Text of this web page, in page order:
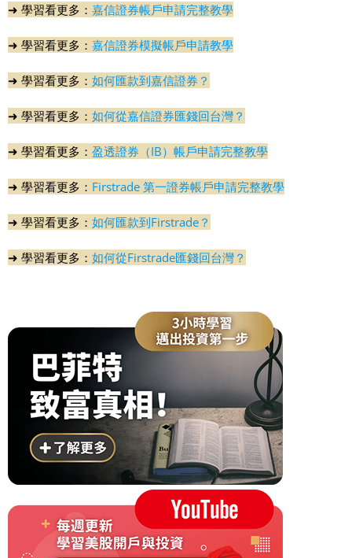
➜ 學習看更多： 嘉信證券帳戶申請完整教學
➜ 學習看更多： 嘉信證券模擬帳戶申請教學
➜ 學習看更多： 如何匯款到嘉信證券 ？
➜ 學習看更多： 如何從嘉信證券匯錢回台灣？
➜ 學習看更多： 盈透證券（IB）帳戶申請完整教學
➜ 學習看更多： Firstrade 第一證券帳戶申請完整教學
➜ 學習看更多： 如何匯款到Firstrade？
➜ 學習看更多： 如何從Firstrade匯錢回台灣？